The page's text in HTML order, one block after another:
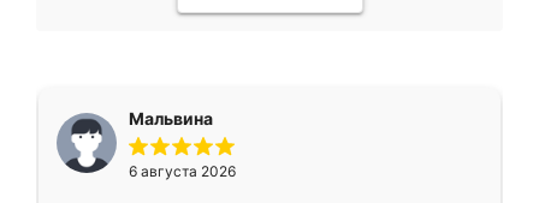
Мальвина
6 августа 2026